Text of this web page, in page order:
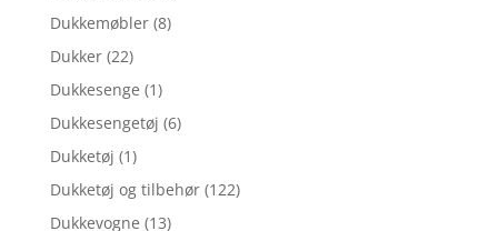
Dukkemøbler (8)
Dukker (22)
Dukkesenge (1)
Dukkesengetøj (6)
Dukketøj (1)
Dukketøj og tilbehør (122)
Dukkevogne (13)